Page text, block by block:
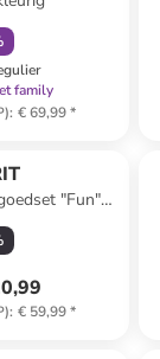
family
: € 69,99*
"Fun"
: € 59,99*